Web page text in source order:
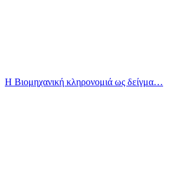
Η Βιομηχανική κληρονομιά ως δείγμα…